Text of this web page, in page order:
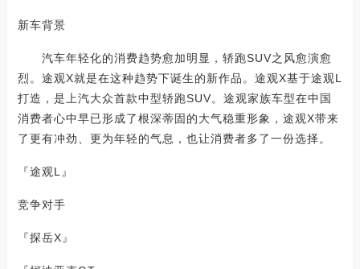
新车背景
汽车年轻化的消费趋势愈加明显，轿跑SUV之风愈演愈
烈。途观X就是在这种趋势下诞生的新作品。途观X基于途观L
打造，是上汽大众首款中型轿跑SUV。途观家族车型在中国
消费者心中早已形成了根深蒂固的大气稳重形象，途观X带来
了更有冲劲、更为年轻的气息，也让消费者多了一份选择。
『途观L』
竞争对手
『探岳X』